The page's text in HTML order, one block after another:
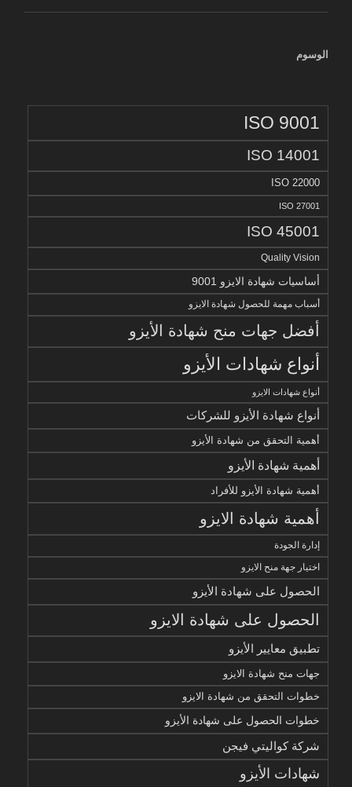
الوسوم
ISO 9001
ISO 14001
ISO 22000
ISO 27001
ISO 45001
Quality Vision
أساسيات شهادة الايزو 9001
أسباب مهمة للحصول شهادة الايزو
أفضل جهات منح شهادة الأيزو
أنواع شهادات الأيزو
أنواع شهادات الايزو
أنواع شهادة الأيزو للشركات
أهمية التحقق من شهادة الأيزو
أهمية شهادة الأيزو
أهمية شهادة الأيزو للأفراد
أهمية شهادة الايزو
إدارة الجودة
اختيار جهة منح الايزو
الحصول على شهادة الأيزو
الحصول على شهادة الايزو
تطبيق معايير الأيزو
جهات منح شهادة الايزو
خطوات التحقق من شهادة الايزو
خطوات الحصول على شهادة الأيزو
شركة كواليتي فيجن
شهادات الأيزو